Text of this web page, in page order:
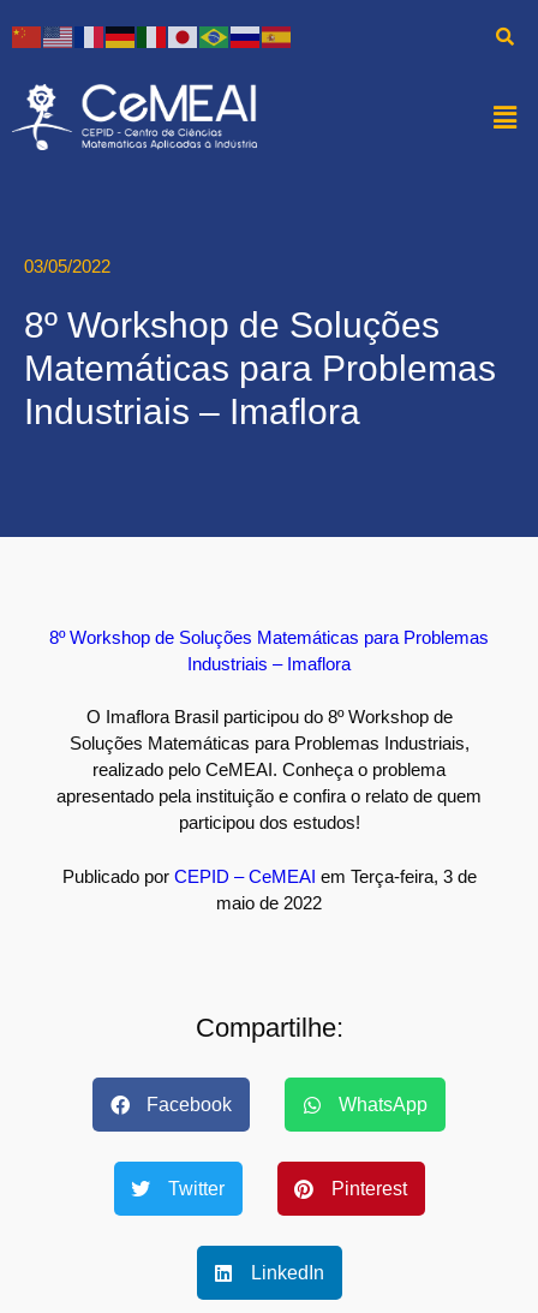
03/05/2022
8º Workshop de Soluções
Matemáticas para Problemas
Industriais – Imaflora
8º Workshop de Soluções Matemáticas para Problemas
Industriais – Imaflora
O Imaflora Brasil participou do 8º Workshop de
Soluções Matemáticas para Problemas Industriais,
realizado pelo CeMEAI. Conheça o problema
apresentado pela instituição e confira o relato de quem
participou dos estudos!
Publicado por CEPID – CeMEAI em Terça-feira, 3 de
maio de 2022
Compartilhe:
Facebook WhatsApp
Twitter Pinterest
LinkedIn